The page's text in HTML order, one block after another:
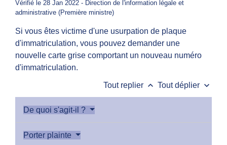
Vérifié le 28 Jan 2022 - Direction de l'information légale et
administrative (Première ministre)
Si vous êtes victime d'une usurpation de plaque
d'immatriculation, vous pouvez demander une
nouvelle carte grise comportant un nouveau numéro
d'immatriculation.
Tout replier keyboard_arrow_up Tout déplier keyboard_arrow_down
De quoi s'agit-il ?
Porter plainte